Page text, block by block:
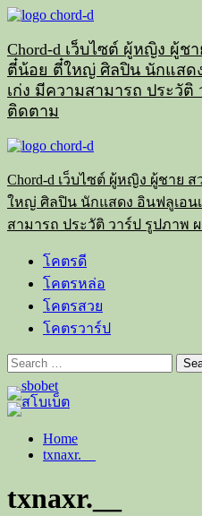
Skip
content
Chord-d เว็บไซต์ ผู้หญิง ผู้
ตี๋น้อย ตี๋ใหญ่ ศิลปิน นักแสดง
เก่ง มีความสามารถ ประวั
ติดตาม
Primary
Chord-d เว็บไซต์ ผู้หญิง ผู้ชาย
ใหญ่ ศิลปิน นักแสดง อินฟลูเอนเ
สามารถ ประวัติ วาร์ป รูปภาพ
โคตรดี
โคตรหล่อ
โคตรสวย
โคตรวาร์ป
Search
for:
Home
txnaxr.__
txnaxr.__